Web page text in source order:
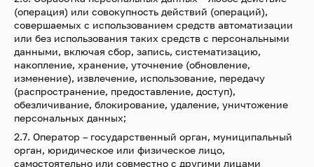
(операция) или совокупность действий (операций),
совершаемых с использованием средств автоматизации
или без использования таких средств с персональными
данными, включая сбор, запись, систематизацию,
накопление, хранение, уточнение (обновление,
изменение), извлечение, использование, передачу
(распространение, предоставление, доступ),
обезличивание, блокирование, удаление, уничтожение
персональных данных;
2.7. Оператор – государственный орган, муниципальный
орган, юридическое или физическое лицо,
самостоятельно или совместно с другими лицами